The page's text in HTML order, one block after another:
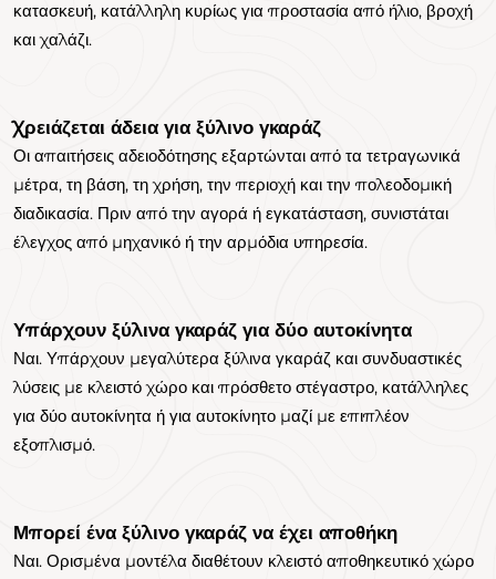
κατασκευή, κατάλληλη κυρίως για προστασία από ήλιο, βροχή
και χαλάζι.
Χρειάζεται άδεια για ξύλινο γκαράζ
Οι απαιτήσεις αδειοδότησης εξαρτώνται από τα τετραγωνικά
μέτρα, τη βάση, τη χρήση, την περιοχή και την πολεοδομική
διαδικασία. Πριν από την αγορά ή εγκατάσταση, συνιστάται
έλεγχος από μηχανικό ή την αρμόδια υπηρεσία.
Υπάρχουν ξύλινα γκαράζ για δύο αυτοκίνητα
Ναι. Υπάρχουν μεγαλύτερα ξύλινα γκαράζ και συνδυαστικές
λύσεις με κλειστό χώρο και πρόσθετο στέγαστρο, κατάλληλες
για δύο αυτοκίνητα ή για αυτοκίνητο μαζί με επιπλέον
εξοπλισμό.
Μπορεί ένα ξύλινο γκαράζ να έχει αποθήκη
Ναι. Ορισμένα μοντέλα διαθέτουν κλειστό αποθηκευτικό χώρο